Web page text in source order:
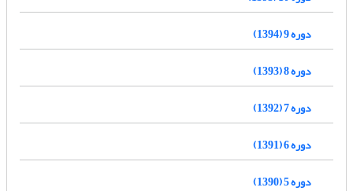
دوره 9 (1394)
دوره 8 (1393)
دوره 7 (1392)
دوره 6 (1391)
دوره 5 (1390)